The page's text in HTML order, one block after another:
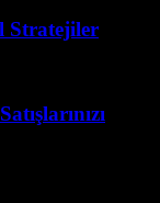
Stratejiler